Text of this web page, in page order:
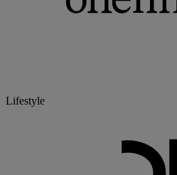
Lifestyle